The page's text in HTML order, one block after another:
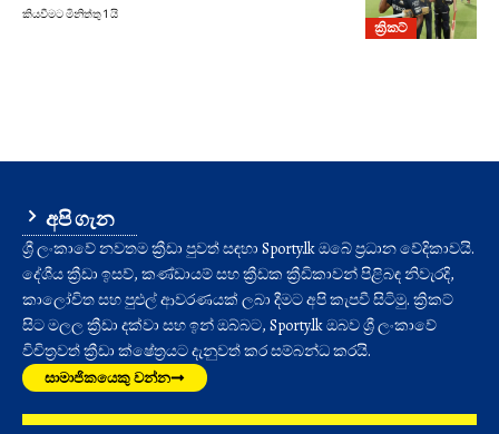
ක්‍රිකට්
කියවීමට මිනිත්තු 1 යි
අපි ගැන
ශ්‍රී ලංකාවේ නවතම ක්‍රීඩා පුවත් සඳහා Sporty.lk ඔබේ ප්‍රධාන වේදිකාවයි.
දේශීය ක්‍රීඩා ඉසව්, කණ්ඩායම් සහ ක්‍රීඩක ක්‍රීඩිකාවන් පිළිබඳ නිවැරදි,
කාලෝචිත සහ පුළුල් ආවරණයක් ලබා දීමට අපි කැපවී සිටිමු. ක්‍රිකට්
සිට මලල ක්‍රීඩා දක්වා සහ ඉන් ඔබ්බට, Sporty.lk ඔබව ශ්‍රී ලංකාවේ
විචිත්‍රවත් ක්‍රීඩා ක්ෂේත්‍රයට දැනුවත් කර සම්බන්ධ කරයි.
සාමාජිකයෙකු වන්න